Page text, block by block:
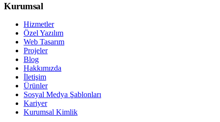
Kurumsal
Hizmetler
Özel Yazılım
Web Tasarım
Projeler
Blog
Hakkımızda
İletişim
Ürünler
Sosyal Medya Şablonları
Kariyer
Kurumsal Kimlik